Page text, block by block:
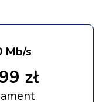
Mb/s
zł